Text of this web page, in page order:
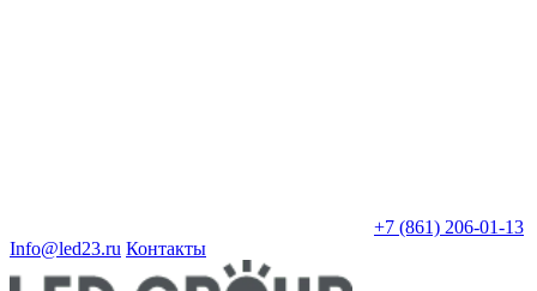
+7 (861) 206-01-13
Info@led23.ru Контакты